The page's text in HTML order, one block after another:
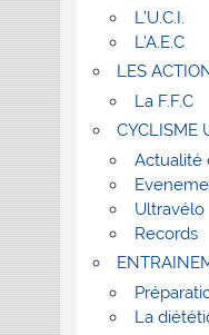
L’U.C.I.
L’A.E.C
LES
La F.F.C
CYCLISME
Actualité
Ultravélo
Records
La